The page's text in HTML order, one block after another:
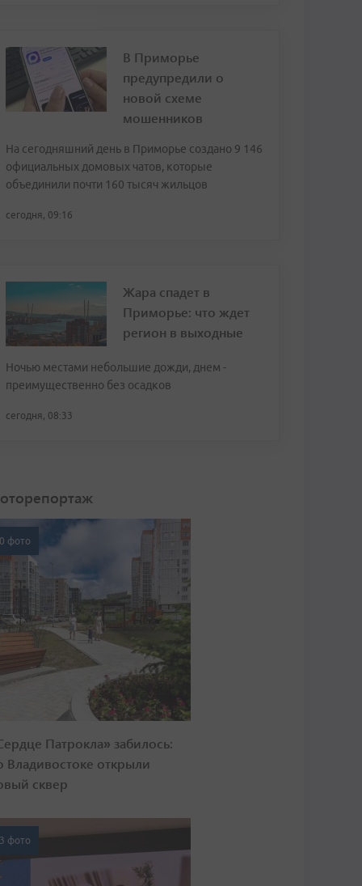
В Приморье
предупредили о
новой схеме
мошенников
На сегодняшний день в Приморье создано 9 146
официальных домовых чатов, которые
объединили почти 160 тысяч жильцов
сегодня, 09:16
Жара спадет в
Приморье: что ждет
регион в выходные
Ночью местами небольшие дожди, днем -
преимущественно без осадков
сегодня, 08:33
фото
Патрокла» забилось:
Владивостоке открыли
сквер
фото